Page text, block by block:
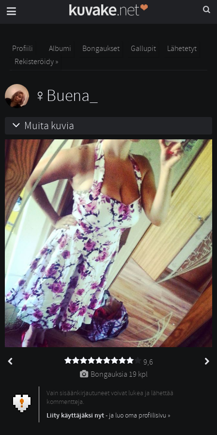
Profiili Albumi Bongaukset Gallupit
Lähetetyt
Rekisteröidy »
Buena_
Muita kuvia
9,6
Bongauksia 19 kpl
Vain sisäänkirjautuneet voivat lukea ja lähettää
kommentteja.
Liity käyttäjäksi nyt- ja luo oma profiilisivu »